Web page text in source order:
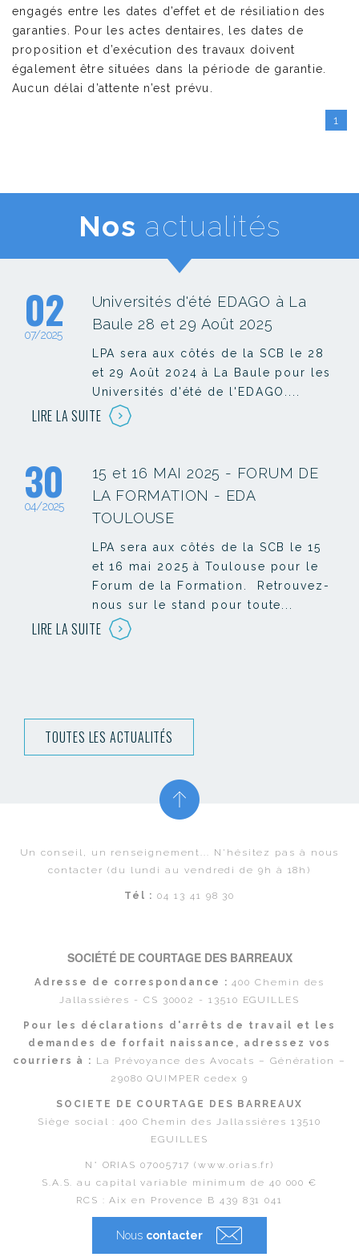
engagés entre les dates d’effet et de résiliation des
garanties. Pour les actes dentaires, les dates de
proposition et d’exécution des travaux doivent
également être situées dans la période de garantie.
Aucun délai d’attente n’est prévu.
1
Nos actualités
02
07/2025
Universités d'été EDAGO à La
Baule 28 et 29 Août 2025
LPA sera aux côtés de la SCB le 28
et 29 Août 2024 à La Baule pour les
Universités d'été de l'EDAGO....
LIRE LA SUITE
30
04/2025
15 et 16 MAI 2025 - FORUM DE
LA FORMATION - EDA
TOULOUSE
LPA sera aux côtés de la SCB le 15
et 16 mai 2025 à Toulouse pour le
Forum de la Formation. Retrouvez-
nous sur le stand pour toute...
LIRE LA SUITE
TOUTES LES ACTUALITÉS
Un conseil, un renseignement... N'hésitez pas à nous
contacter (du lundi au vendredi de 9h à 18h)
Tél : 04 13 41 98 30
SOCIÉTÉ DE COURTAGE DES BARREAUX
Adresse de correspondance : 400 Chemin des
Jallassières - CS 30002 - 13510 EGUILLES
Pour les déclarations d'arrêts de travail et les
demandes de forfait naissance, adressez vos
courriers à : La Prévoyance des Avocats – Génération –
29080 QUIMPER cedex 9
SOCIETE DE COURTAGE DES BARREAUX
Siège social : 400 Chemin des Jallassières 13510
EGUILLES
N° ORIAS 07005717 (www.orias.fr)
S.A.S. au capital variable minimum de 40 000 €
RCS : Aix en Provence B 439 831 041
Nous contacter